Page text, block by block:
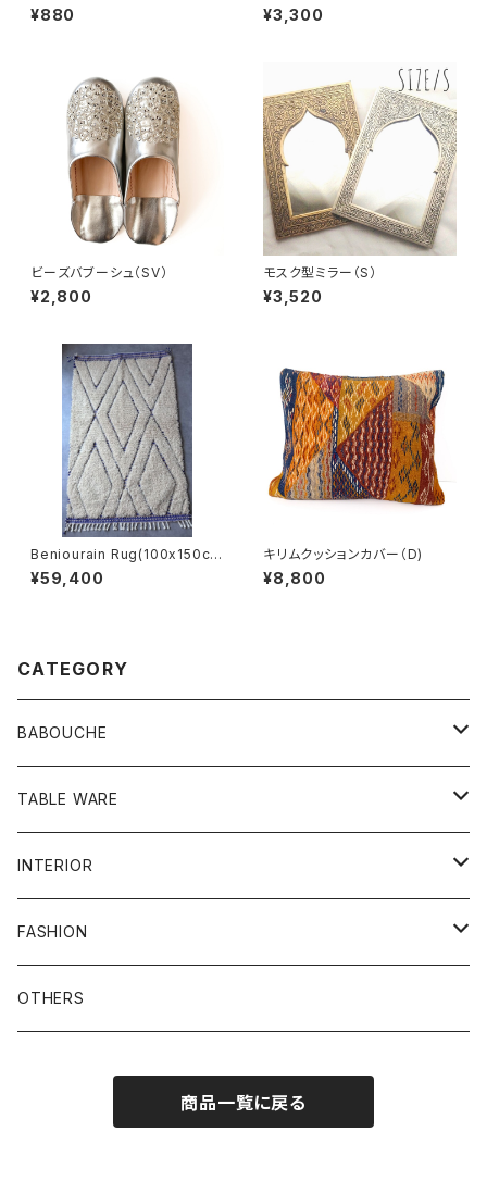
¥880 ¥3,300
ビーズバブーシュ（SV）
¥2,800
モスク型ミラー（S）
¥3,520
Beniourain Rug(100x150c
m)
¥59,400
キリムクッションカバー（D)
¥8,800
CATEGORY
BABOUCHE
シンプル
刺繍
ビーズ
刺繍ビーズ
TABLE WARE
食器類
お皿
グラス
その他
INTERIOR
プフ
鏡
FASHION
バッグ
OTHERS
商品一覧に戻る